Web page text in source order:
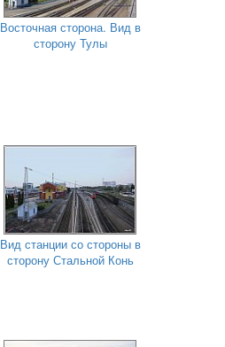
Восточная сторона. Вид в
сторону Тулы
Вид станции со стороны в
сторону Стальной Конь